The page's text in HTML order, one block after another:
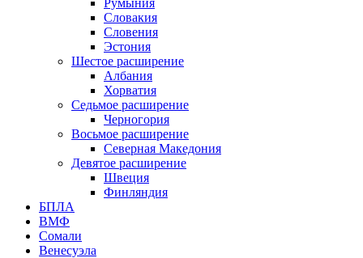
Румыния
Словакия
Словения
Эстония
Шестое расширение
Албания
Хорватия
Седьмое расширение
Черногория
Восьмое расширение
Северная Македония
Девятое расширение
Швеция
Финляндия
БПЛА
ВМФ
Сомали
Венесуэла